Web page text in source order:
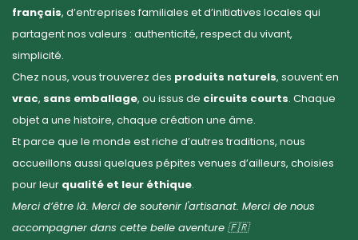
français, d’entreprises familiales et d’initiatives locales qui
partagent nos valeurs : authenticité, respect du vivant,
simplicité.
Chez nous, vous trouverez des produits naturels, souvent en
vrac, sans emballage, ou issus de circuits courts. Chaque
objet a une histoire, chaque création une âme.
Et parce que le monde est riche d’autres traditions, nous
accueillons aussi quelques pépites venues d’ailleurs, choisies
pour leur qualité et leur éthique.
Merci d’être là. Merci de soutenir l'artisanat. Merci de nous
accompagner dans cette belle aventure 🇫🇷